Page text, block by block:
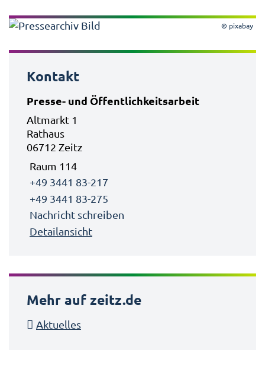
© pixabay
Kontakt
Presse- und Öffentlichkeitsarbeit
Altmarkt 1
Rathaus
06712 Zeitz
Raum 114
+49 3441 83-217
+49 3441 83-275
Nachricht schreiben
Detailansicht
Mehr auf zeitz.de
Aktuelles